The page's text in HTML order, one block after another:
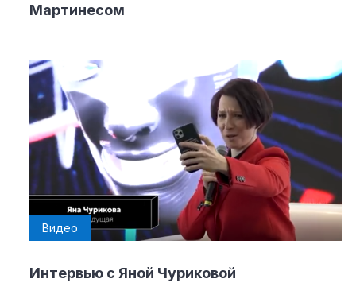
Мартинесом
Видео
Интервью с Яной Чуриковой